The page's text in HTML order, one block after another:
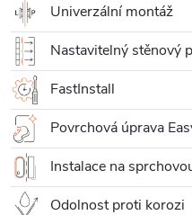
Univerzální montáž
Nastavitelný stěnový
FastInstall
Povrchová úprava
Instalace na
Odolnost proti korozi